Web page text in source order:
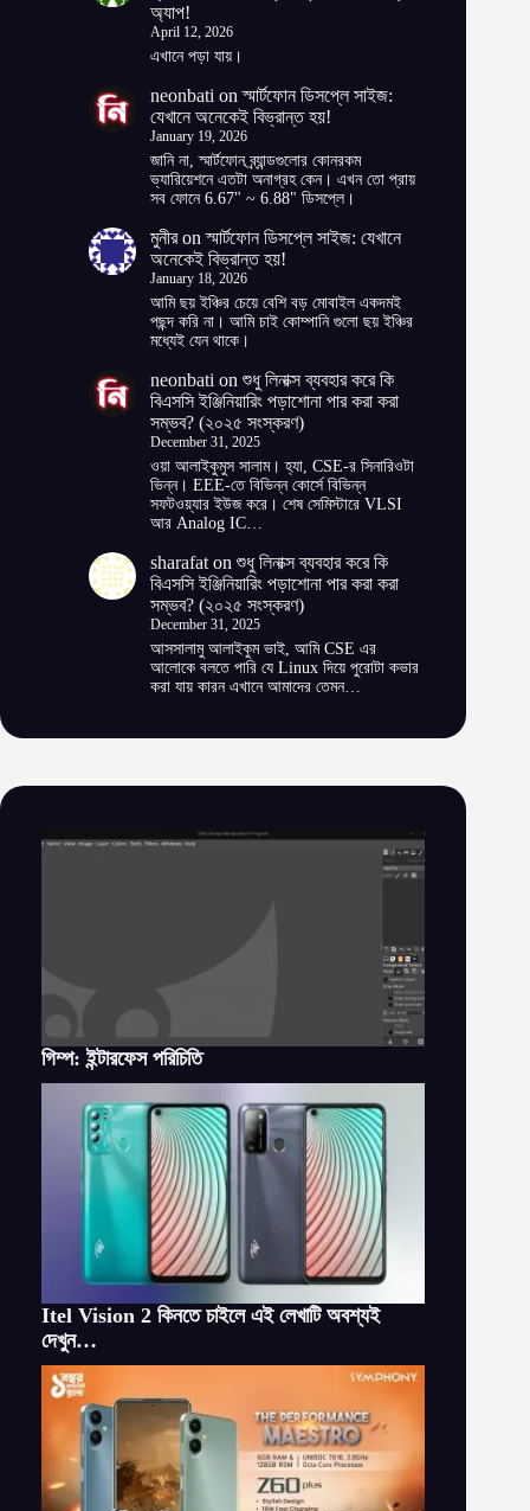
অ্যাপ!
April 12, 2026
এখানে পড়া যায়।
neonbati onস্মার্টফোন ডিসপ্লে সাইজ:
যেখানে অনেকেই বিভ্রান্ত হয়!
January 19, 2026
জানি না, স্মার্টফোন ব্র্যান্ডগুলোর কোনরকম
ভ্যারিয়েশনে এতটা অনাগ্রহ কেন। এখন তো প্রায়
সব ফোনে 6.67" ~ 6.88" ডিসপ্লে।
মুনীরonস্মার্টফোন ডিসপ্লে সাইজ: যেখানে
অনেকেই বিভ্রান্ত হয়!
January 18, 2026
আমি ছয় ইঞ্চির চেয়ে বেশি বড় মোবাইল একদমই
পছন্দ করি না। আমি চাই কোম্পানি গুলো ছয় ইঞ্চির
মধ্যেই যেন থাকে।
neonbati onশুধু লিনাক্স ব্যবহার করে কি
বিএসসি ইঞ্জিনিয়ারিং পড়াশোনা পার করা করা
সম্ভব? (২০২৫ সংস্করণ)
December 31, 2025
ওয়া আলাইকুমুস সালাম। হ্যা, CSE-র সিনারিওটা
ভিন্ন। EEE-তে বিভিন্ন কোর্সে বিভিন্ন
সফটওয়্যার ইউজ করে। শেষ সেমিস্টারে VLSI
আর Analog IC…
sharafat onশুধু লিনাক্স ব্যবহার করে কি
বিএসসি ইঞ্জিনিয়ারিং পড়াশোনা পার করা করা
সম্ভব? (২০২৫ সংস্করণ)
December 31, 2025
আসসালামু আলাইকুম ভাই, আমি CSE এর
আলোকে বলতে পারি যে Linux দিয়ে পুরোটা কভার
করা যায় কারন এখানে আমাদের তেমন…
গিম্প: ইন্টারফেস পরিচিতি
Itel Vision 2 কিনতে চাইলে এই লেখাটি অবশ্যই
দেখুন…